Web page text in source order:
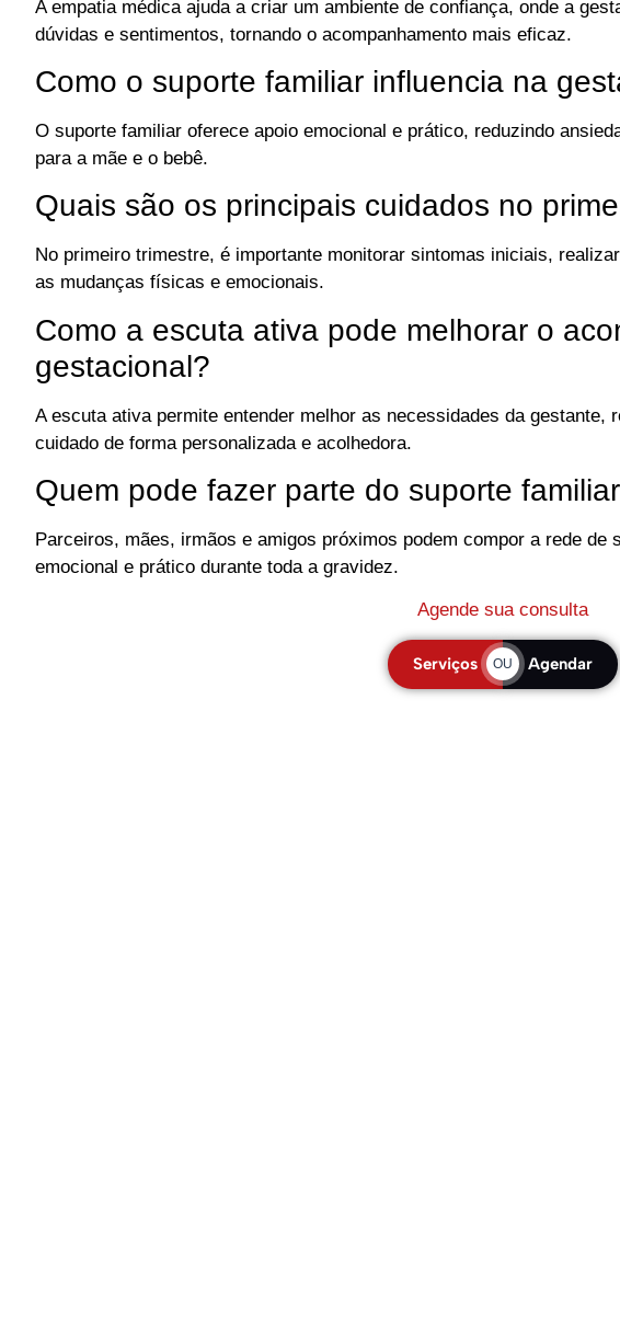
A empatia médica ajuda a criar um ambiente de confiança, onde a
dúvidas e sentimentos, tornando o acompanhamento mais eficaz.
Como o suporte familiar influencia na
O suporte familiar oferece apoio emocional e prático, reduzindo
para a mãe e o bebê.
Quais são os principais cuidados no
No primeiro trimestre, é importante monitorar sintomas iniciais,
as mudanças físicas e emocionais.
Como a escuta ativa pode melhorar o
gestacional?
A escuta ativa permite entender melhor as necessidades da gestante,
cuidado de forma personalizada e acolhedora.
Quem pode fazer parte do suporte
Parceiros, mães, irmãos e amigos próximos podem compor a rede de
emocional e prático durante toda a gravidez.
Agende sua consulta
Serviços OU Agendar